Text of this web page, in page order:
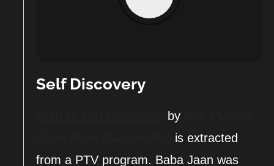
Self Discovery
by
is extracted
from a PTV program. Baba Jaan was